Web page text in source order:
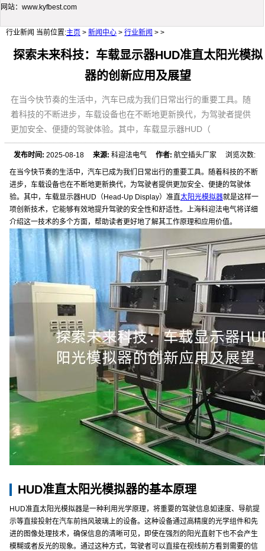
网站：www.kyfbest.com
行业新闻 当前位置:主页 > 新闻中心 > 行业新闻 > >
探索未来科技：车载显示器HUD准直太阳光模拟
器的创新应用及展望
在当今快节奏的生活中，汽车已成为我们日常出行的重要工具。随
着科技的不断进步，车载设备也在不断地更新换代，为驾驶者提供
更加安全、便捷的驾驶体验。其中，车载显示器HUD（
发布时间: 2025-08-18来源: 科迎法电气作者: 航空插头厂家 浏览次数:
在当今快节奏的生活中，汽车已成为我们日常出行的重要工具。随着科技的不断
进步，车载设备也在不断地更新换代，为驾驶者提供更加安全、便捷的驾驶体
验。其中，车载显示器HUD（Head-Up Display）准直太阳光模拟器就是这样一
项创新技术，它能够有效地提升驾驶的安全性和舒适性。上海科迎法电气将详细
介绍这一技术的多个方面，帮助读者更好地了解其工作原理和应用价值。
HUD准直太阳光模拟器的基本原理
HUD准直太阳光模拟器是一种利用光学原理，将重要的驾驶信息如速度、导航提
示等直接投射在汽车前挡风玻璃上的设备。这种设备通过高精度的光学组件和先
进的图像处理技术，确保信息的清晰可见，即使在强烈的阳光直射下也不会产生
模糊或者反光的现象。通过这种方式，驾驶者可以直接在视线前方看到需要的信